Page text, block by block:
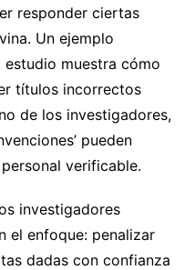
responder ciertas
Un ejemplo
muestra cómo
títulos incorrectos
de los investigadores,
pueden
verificable.
investigadores
el enfoque: penalizar
dadas con confianza